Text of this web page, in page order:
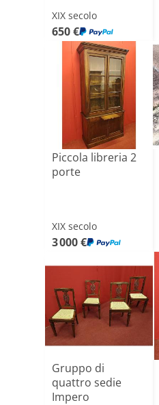
XIX secolo
650 €
Piccola libreria 2
porte
XIX secolo
3 000 €
Gruppo di
quattro sedie
Impero